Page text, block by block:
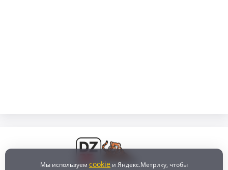
Мы используем cookie и Яндекс.Метрику, чтобы